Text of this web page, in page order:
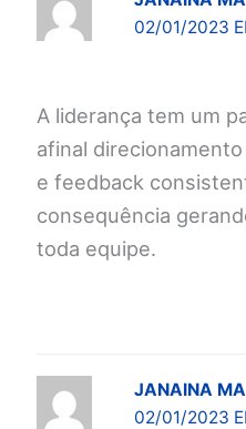
02/01/2023
A liderança tem um
afinal
e feedback
consequência
toda equipe.
JANAINA
02/01/2023